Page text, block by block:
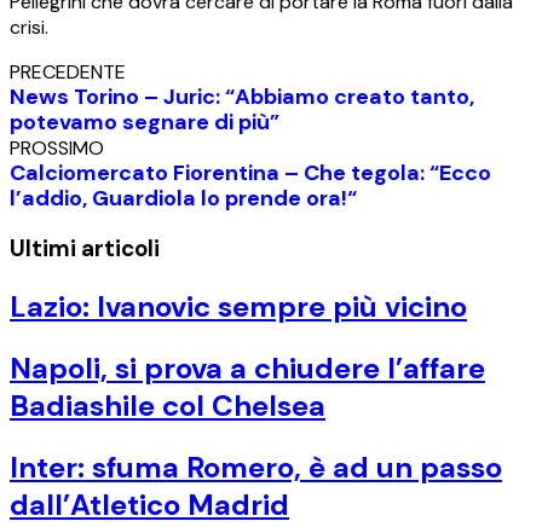
crisi.
PRECEDENTE
News Torino – Juric: “Abbiamo creato tanto,
potevamo segnare di più”
PROSSIMO
Calciomercato Fiorentina – Che tegola: “Ecco
l’addio, Guardiola lo prende ora!“
Ultimi articoli
Lazio: Ivanovic sempre più vicino
Napoli, si prova a chiudere l’affare
Badiashile col Chelsea
Inter: sfuma Romero, è ad un passo
dall’Atletico Madrid